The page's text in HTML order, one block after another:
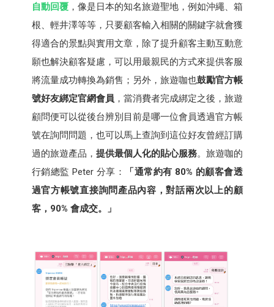
自動回覆，像是日本的知名旅遊聖地，例如沖繩、箱
根、輕井澤等等，只要顧客輸入相關的關鍵字就會獲
得適合的景點與實用文章，除了提升顧客主動互動意
願也解決顧客疑慮，可以用最親民的方式來提供客服
將流量成功轉換為銷售；另外，旅遊咖也鼓勵官方帳
號好友綁定官網會員 ，當消費者完成綁定之後，旅遊
顧問便可以從後台辨別目前是哪一位會員透過官方帳
號在詢問問題，也可以馬上查詢到這位好友曾經訂購
過的旅遊產品， 提供最個人化的貼心服務。旅遊咖的
行銷總監 Peter 分享：
「通常約有 80% 的顧客會透
過官方帳號直接詢問產品內容，對話兩次以上的顧
客，90% 會成交。」